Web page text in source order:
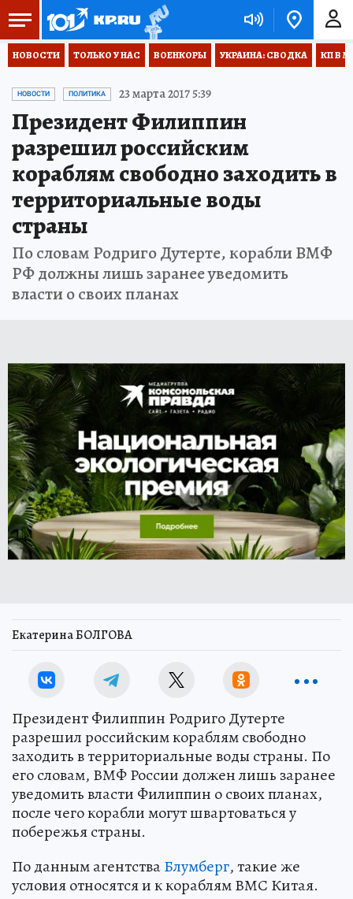
НОВОСТИ ТОЛЬКО У НАС ВОЕНКОРЫ УКРАИНА: СВОДКА КП В
НОВОСТИ ПОЛИТИКА 23 марта 2017 5:39
Президент Филиппин
разрешил российским
кораблям свободно заходить в
территориальные воды
страны
По словам Родриго Дутерте, корабли ВМФ
РФ должны лишь заранее уведомить
власти о своих планах
Екатерина БОЛГОВА
Президент Филиппин Родриго Дутерте
разрешил российским кораблям свободно
заходить в территориальные воды страны. По
его словам, ВМФ России должен лишь заранее
уведомить власти Филиппин о своих планах,
после чего корабли могут швартоваться у
побережья страны.
По данным агентстваБлумберг, такие же
условия относятся и к кораблям ВМС Китая.